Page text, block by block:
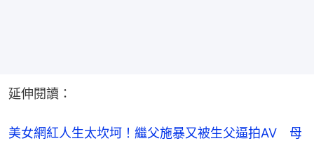
延伸閱讀：
美女網紅人生太坎坷！繼父施暴又被生父逼拍AV　母